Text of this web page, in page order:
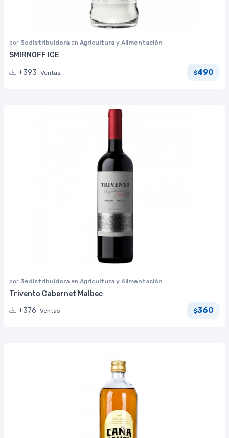
por 3edistribuidora en Agricultura y Alimentación
SMIRNOFF ICE
+393 Ventas $490
por 3edistribuidora en Agricultura y Alimentación
Trivento Cabernet Malbec
+376 Ventas $360